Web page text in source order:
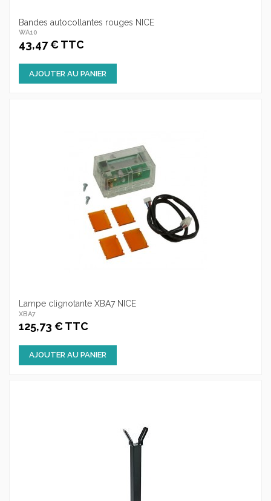
Bandes autocollantes rouges NICE
WA10
43,47 € TTC
AJOUTER AU PANIER
Lampe clignotante XBA7 NICE
XBA7
125,73 € TTC
AJOUTER AU PANIER